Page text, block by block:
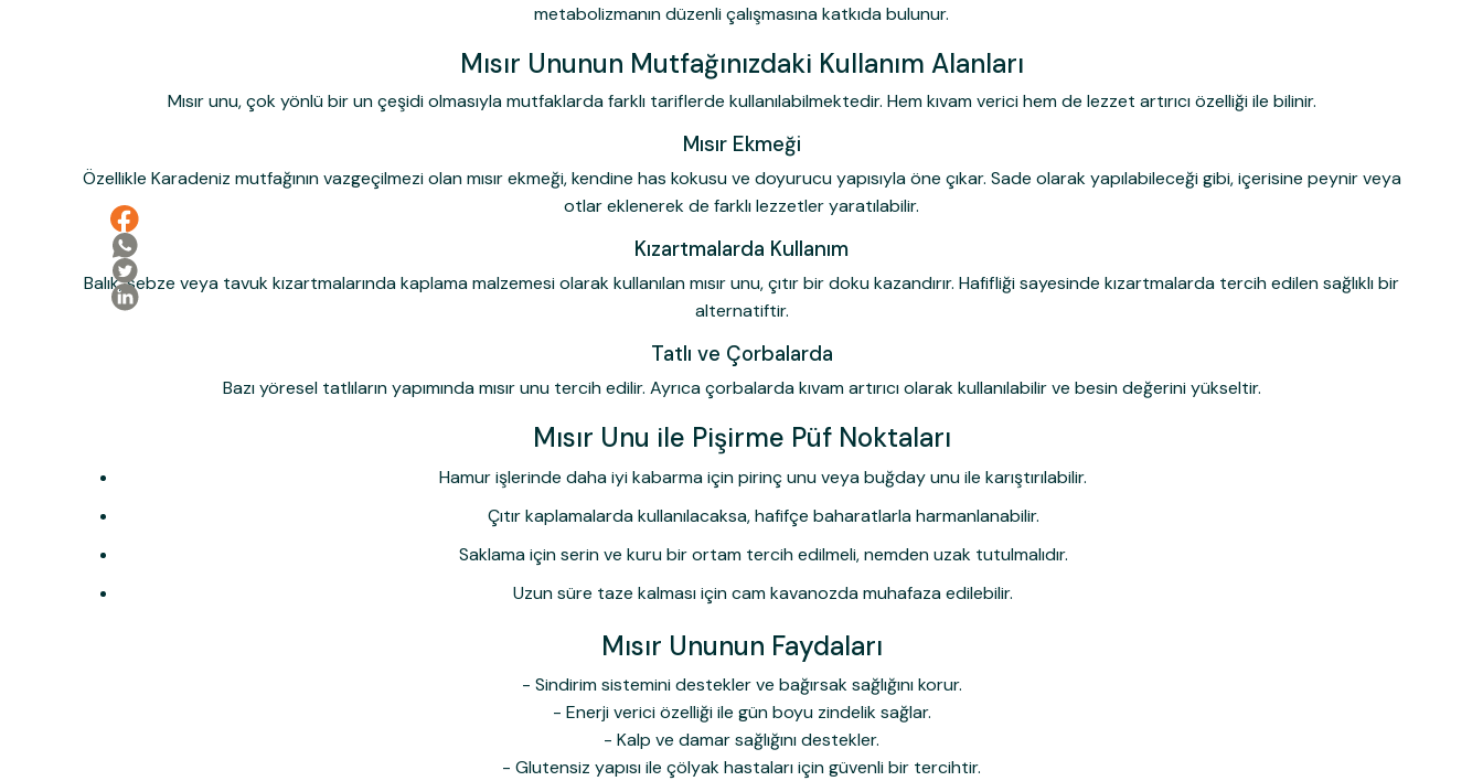
metabolizmanın düzenli çalışmasına katkıda bulunur.
Mısır Ununun Mutfağınızdaki Kullanım Alanları
Mısır unu, çok yönlü bir un çeşidi olmasıyla mutfaklarda farklı tariflerde kullanılabilmektedir. Hem kıvam verici hem de lezzet artırıcı özelliği ile bilinir.
Mısır Ekmeği
Özellikle Karadeniz mutfağının vazgeçilmezi olan mısır ekmeği, kendine has kokusu ve doyurucu yapısıyla öne çıkar. Sade olarak yapılabileceği gibi, içerisine peynir veya
otlar eklenerek de farklı lezzetler yaratılabilir.
Kızartmalarda Kullanım
Balık, sebze veya tavuk kızartmalarında kaplama malzemesi olarak kullanılan mısır unu, çıtır bir doku kazandırır. Hafifliği sayesinde kızartmalarda tercih edilen sağlıklı bir
alternatiftir.
Tatlı ve Çorbalarda
Bazı yöresel tatlıların yapımında mısır unu tercih edilir. Ayrıca çorbalarda kıvam artırıcı olarak kullanılabilir ve besin değerini yükseltir.
Mısır Unu ile Pişirme Püf Noktaları
Hamur işlerinde daha iyi kabarma için pirinç unu veya buğday unu ile karıştırılabilir.
Çıtır kaplamalarda kullanılacaksa, hafifçe baharatlarla harmanlanabilir.
Saklama için serin ve kuru bir ortam tercih edilmeli, nemden uzak tutulmalıdır.
Uzun süre taze kalması için cam kavanozda muhafaza edilebilir.
Mısır Ununun Faydaları
- Sindirim sistemini destekler ve bağırsak sağlığını korur.
- Enerji verici özelliği ile gün boyu zindelik sağlar.
- Kalp ve damar sağlığını destekler.
- Glutensiz yapısı ile çölyak hastaları için güvenli bir tercihtir.